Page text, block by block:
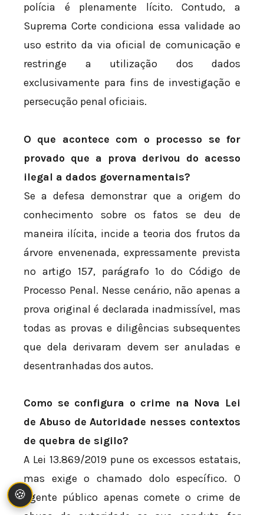
polícia é plenamente lícito. Contudo, a
Suprema Corte condiciona essa validade ao
uso estrito da via oficial de comunicação e
restringe a utilização dos dados
exclusivamente para fins de investigação e
persecução penal oficiais.
O que acontece com o processo se for
provado que a prova derivou do acesso
ilegal a dados governamentais?
Se a defesa demonstrar que a origem do
conhecimento sobre os fatos se deu de
maneira ilícita, incide a teoria dos frutos da
árvore envenenada, expressamente prevista
no artigo 157, parágrafo 1º do Código de
Processo Penal. Nesse cenário, não apenas a
prova original é declarada inadmissível, mas
todas as provas e diligências subsequentes
que dela derivaram devem ser anuladas e
desentranhadas dos autos.
Como se configura o crime na Nova Lei
de Abuso de Autoridade nesses contextos
de quebra de sigilo?
A Lei 13.869/2019 pune os excessos estatais,
mas exige o chamado dolo específico. O
agente público apenas comete o crime de
🍪